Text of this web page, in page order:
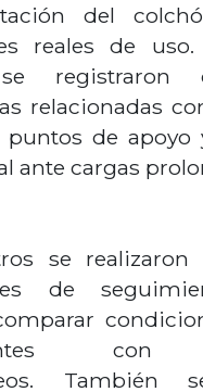
del
reales de
registraron
relacionadas
puntos de apoyo
ante cargas
se
de
con
También